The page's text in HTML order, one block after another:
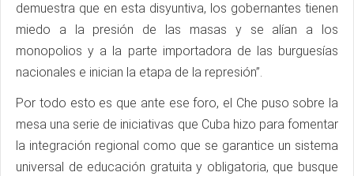
demuestra que en esta disyuntiva, los gobernantes tienen
miedo a la presión de las masas y se alían a los
monopolios y a la parte importadora de las burguesías
nacionales e inician la etapa de la represión”.
Por todo esto es que ante ese foro, el Che puso sobre la
mesa una serie de iniciativas que Cuba hizo para fomentar
la integración regional como que se garantice un sistema
universal de educación gratuita y obligatoria, que busque